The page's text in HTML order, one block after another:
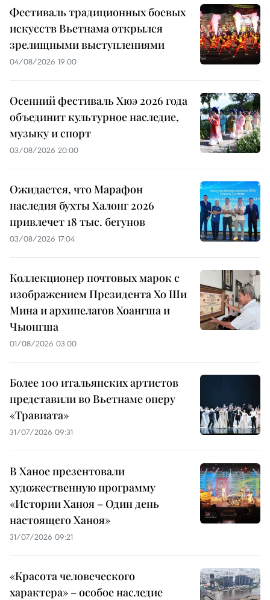
Фестиваль традиционных боевых
искусств Вьетнама открылся
зрелищными выступлениями
04/08/2026 19:00
Осенний фестиваль Хюэ 2026 года
объединит культурное наследие,
музыку и спорт
03/08/2026 20:00
Ожидается, что Марафон
наследия бухты Халонг 2026
привлечет 18 тыс. бегунов
03/08/2026 17:04
Коллекционер почтовых марок с
изображением Президента Хо Ши
Мина и архипелагов Хоангша и
Чыонгша
01/08/2026 03:00
Более 100 итальянских артистов
представили во Вьетнаме оперу
«Травиата»
31/07/2026 09:31
В Ханое презентовали
художественную программу
«Истории Ханоя – Один день
настоящего Ханоя»
31/07/2026 09:21
«Красота человеческого
характера» – особое наследие